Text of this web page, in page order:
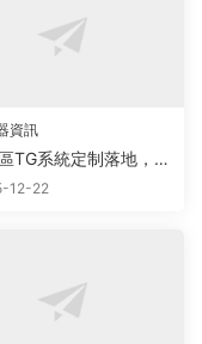
資訊
TG系統定制落地，AI
機助手采購量激增
12-22